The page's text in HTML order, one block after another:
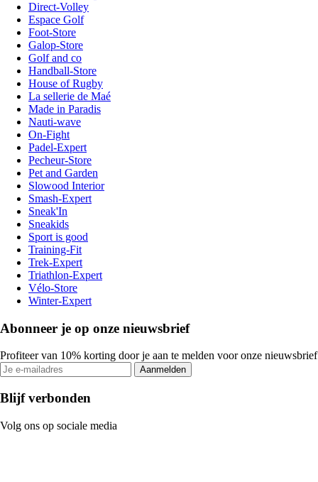
Direct-Volley
Espace Golf
Foot-Store
Galop-Store
Golf and co
Handball-Store
House of Rugby
La sellerie de Maé
Made in Paradis
Nauti-wave
On-Fight
Padel-Expert
Pecheur-Store
Pet and Garden
Slowood Interior
Smash-Expert
Sneak'In
Sneakids
Sport is good
Training-Fit
Trek-Expert
Triathlon-Expert
Vélo-Store
Winter-Expert
Abonneer je op onze nieuwsbrief
Profiteer van 10% korting door je aan te melden voor onze nieuwsbrief
Aanmelden
Blijf verbonden
Volg ons op sociale media